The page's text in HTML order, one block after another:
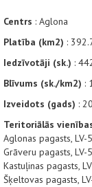
Centrs : Aglona
Platība (km2) :
Iedzīvotāji (sk.) :
Blīvums (sk./km2) :
Izveidots (gads) :
Teritoriālās
Aglonas pagasts, LV-
Grāveru pagasts, LV-
Kastuļinas pagasts,
Šķeltovas pagasts,